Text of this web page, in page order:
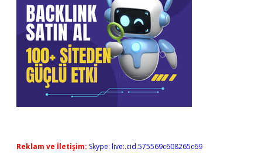
Reklam ve İletişim: Skype: live:.cid.575569c608265c69